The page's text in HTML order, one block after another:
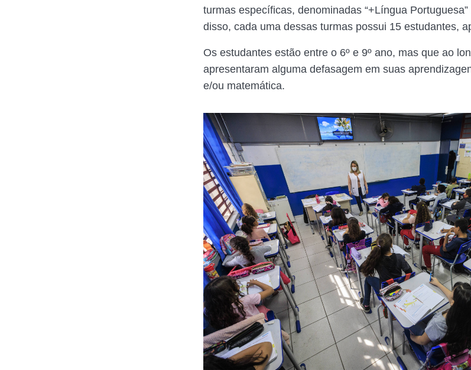
turmas específicas, denominadas “+Língua Portuguesa”
disso, cada uma dessas turmas possui 15 estudantes,
Os estudantes estão entre o 6º e 9º ano, mas que ao
apresentaram alguma defasagem em suas
e/ou matemática.